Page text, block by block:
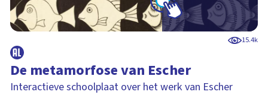
15.4k
De metamorfose van Escher
Interactieve schoolplaat over het werk van Escher